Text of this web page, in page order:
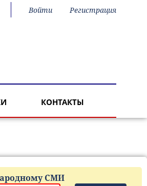
Войти Регистрация
КОНТАКТЫ
СМИ